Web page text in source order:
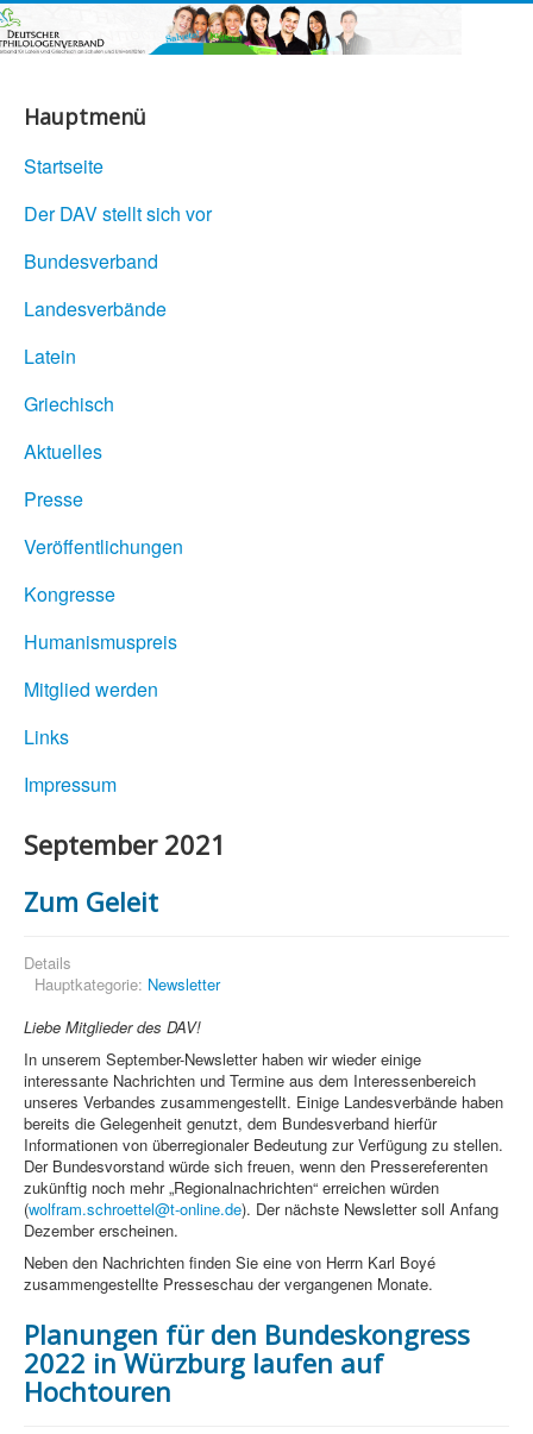
Hauptmenü
Startseite
Der DAV stellt sich vor
Bundesverband
Landesverbände
Latein
Griechisch
Aktuelles
Presse
Veröffentlichungen
Kongresse
Humanismuspreis
Mitglied werden
Links
Impressum
September 2021
Zum Geleit
Details
Hauptkategorie: Newsletter
Liebe Mitglieder des DAV!
In unserem September-Newsletter haben wir wieder einige
interessante Nachrichten und Termine aus dem Interessenbereich
unseres Verbandes zusammengestellt. Einige Landesverbände haben
bereits die Gelegenheit genutzt, dem Bundesverband hierfür
Informationen von überregionaler Bedeutung zur Verfügung zu stellen.
Der Bundesvorstand würde sich freuen, wenn den Pressereferenten
zukünftig noch mehr „Regionalnachrichten“ erreichen würden
(wolfram.schroettel@t-online.de). Der nächste Newsletter soll Anfang
Dezember erscheinen.
Neben den Nachrichten finden Sie eine von Herrn Karl Boyé
zusammengestellte Presseschau der vergangenen Monate.
Planungen für den Bundeskongress
2022 in Würzburg laufen auf
Hochtouren